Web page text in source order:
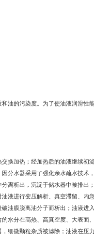
的污染度。为了使油液润滑性
加热；经加热后的油液继续初
分水器采用了强化亲水疏水技术
离析出，沉淀于储水器中被排出
液进行变压解析、真空滞留、内
油膜脱离油分子而析出；油液进
水分在高热、高真空度、大表面
细微颗粒杂质被滤除；油液在压